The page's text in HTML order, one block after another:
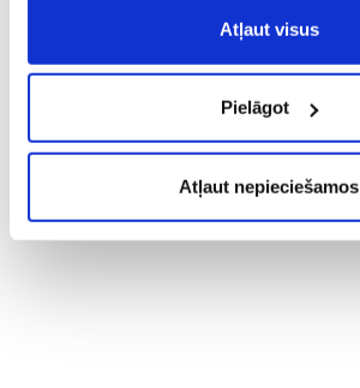
Atļaut visus
Pielāgot
Atļaut nepieciešamos